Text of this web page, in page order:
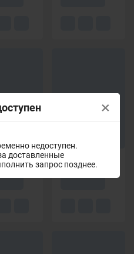
недоступен.
доставленные
запрос позднее.
×